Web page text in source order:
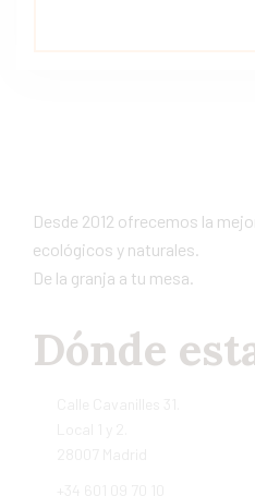
Desde 2012 ofrecemos la
ecológicos y naturales.
De la granja a tu mesa.
Dónde